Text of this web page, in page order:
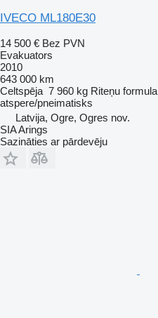
IVECO ML180E30
14 500 € Bez PVN
Evakuators
2010
643 000 km
Celtspēja 7 960 kg Riteņu formula
atspere/pneimatisks
Latvija, Ogre, Ogres nov.
SIA Arings
Sazināties ar pārdevēju